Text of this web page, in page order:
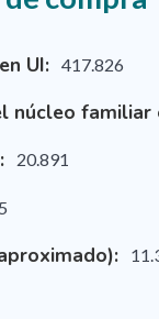
UI: 417.826
núcleo familiar
20.891